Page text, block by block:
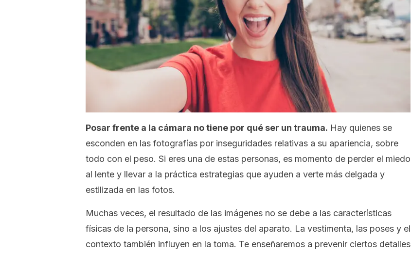
Posar frente a la cámara no tiene por qué ser un trauma. Hay quienes se
esconden en las fotografías por inseguridades relativas a su apariencia, sobre
todo con el peso. Si eres una de estas personas, es momento de perder el miedo
al lente y llevar a la práctica estrategias que ayuden a verte más delgada y
estilizada en las fotos.
Muchas veces, el resultado de las imágenes no se debe a las características
físicas de la persona, sino a los ajustes del aparato. La vestimenta, las poses y el
contexto también influyen en la toma. Te enseñaremos a prevenir ciertos detalles